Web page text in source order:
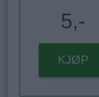
5,-
KJØP